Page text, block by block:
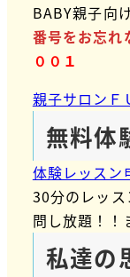
BABY親子向
番号をお忘れ
００１
親子サロンＦ
無料体
体験レッスン
30分のレッ
問し放題！
私達の